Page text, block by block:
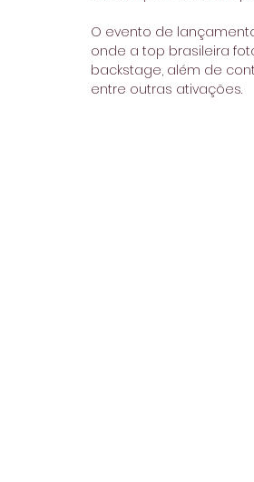
O evento de
onde a top brasileira
backstage, além de
entre outras ativações.